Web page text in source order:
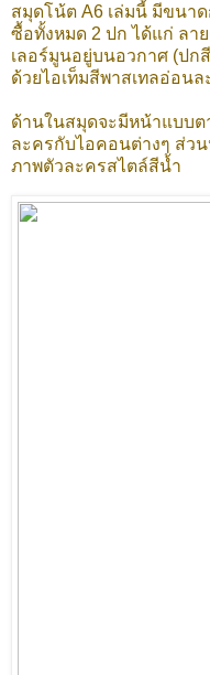
สมุดโน้ต A6 เล่มนี้ มีขนา
ซื้อทั้งหมด 2 ปก ได้แก่ ลา
เลอร์มูนอยู่บนอวกาศ (ปก
ด้วยไอเท็มสีพาสเทลอ่อน
ด้านในสมุดจะมีหน้าแบบต
ละครกับไอคอนต่างๆ ส่ว
ภาพตัวละครสไตล์สีน้ำ